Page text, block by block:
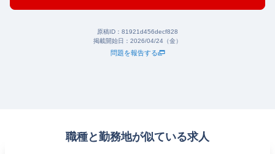
原稿ID： 81921d456decf828
掲載開始日： 2026/04/24（金）
問題を報告する
職種と勤務地が似ている求人